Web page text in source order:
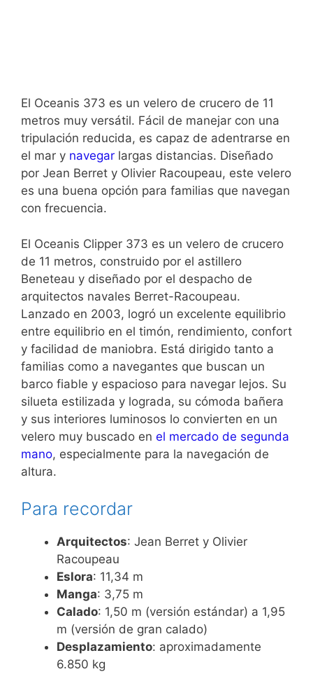
El Oceanis 373 es un velero de crucero de 11
metros muy versátil. Fácil de manejar con una
tripulación reducida, es capaz de adentrarse en
el mar y navegar largas distancias. Diseñado
por Jean Berret y Olivier Racoupeau, este velero
es una buena opción para familias que navegan
con frecuencia.
El Oceanis Clipper 373 es un velero de crucero
de 11 metros, construido por el astillero
Beneteau y diseñado por el despacho de
arquitectos navales Berret-Racoupeau.
Lanzado en 2003, logró un excelente equilibrio
entre equilibrio en el timón, rendimiento, confort
y facilidad de maniobra. Está dirigido tanto a
familias como a navegantes que buscan un
barco fiable y espacioso para navegar lejos. Su
silueta estilizada y lograda, su cómoda bañera
y sus interiores luminosos lo convierten en un
velero muy buscado en el mercado de segunda
mano, especialmente para la navegación de
altura.
Para recordar
Arquitectos: Jean Berret y Olivier
Racoupeau
Eslora: 11,34 m
Manga: 3,75 m
Calado: 1,50 m (versión estándar) a 1,95
m (versión de gran calado)
Desplazamiento: aproximadamente
6.850 kg